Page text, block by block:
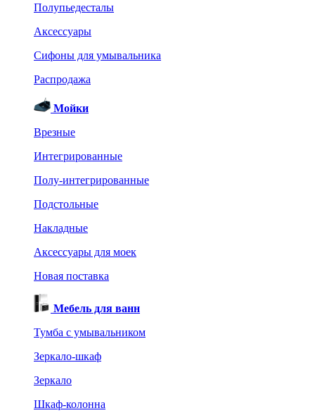
Полупьедесталы
Аксессуары
Сифоны для умывальника
Распродажа
Мойки
Врезные
Интегрированные
Полу-интегрированные
Подстольные
Накладные
Аксессуары для моек
Новая поставка
Мебель для ванн
Тумба с умывальником
Зеркало-шкаф
Зеркало
Шкаф-колонна